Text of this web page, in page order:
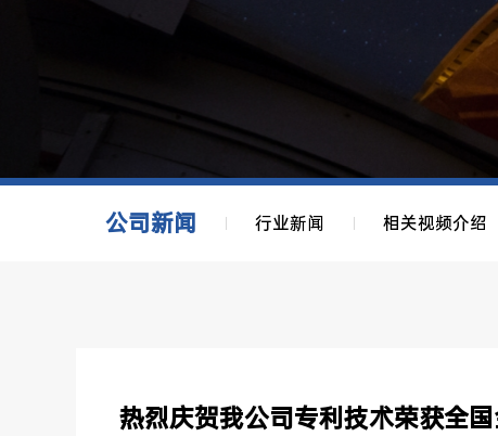
公司新闻 行业新闻 相关视频介绍
热烈庆贺我公司专利技术荣获全